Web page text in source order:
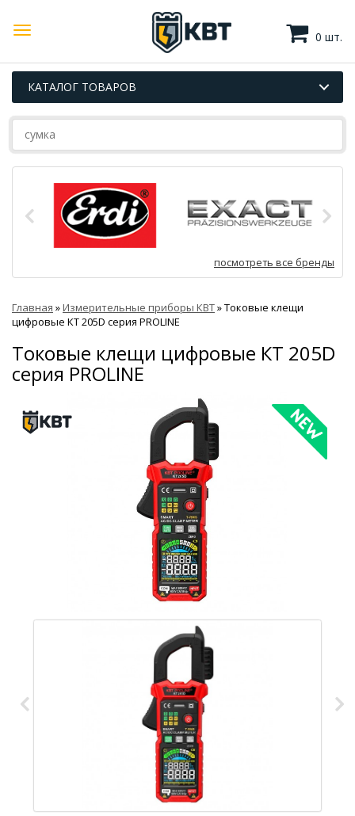
0 шт.
КАТАЛОГ ТОВАРОВ
посмотреть все бренды
Главная »Измерительные приборы КВТ»Токовые клещи
цифровые КТ 205D серия PROLINE
Токовые клещи цифровые КТ 205D
серия PROLINE